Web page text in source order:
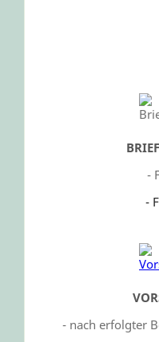
-
-
- nach erfolgter